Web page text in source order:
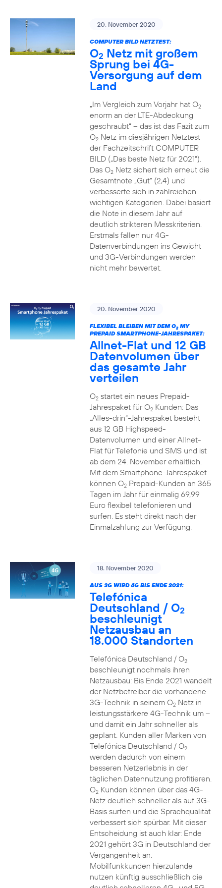
20. November 2020
COMPUTER BILD NETZTEST:
O2 Netz mit großem
Sprung bei 4G-
Versorgung auf dem
Land
„Im Vergleich zum Vorjahr hat O2
enorm an der LTE-Abdeckung
geschraubt“ – das ist das Fazit zum
O2Netz im diesjährigen Netztest
der Fachzeitschrift COMPUTER
BILD („Das beste Netz für 2021“).
Das O2Netz sichert sich erneut die
Gesamtnote „Gut“ (2,4) und
verbesserte sich in zahlreichen
wichtigen Kategorien. Dabei basiert
die Note in diesem Jahr auf
deutlich strikteren Messkriterien.
Erstmals fallen nur 4G-
Datenverbindungen ins Gewicht
und 3G-Verbindungen werden
nicht mehr bewertet.
20. November 2020
FLEXIBEL BLEIBEN MIT DEM O2MY
PREPAID SMARTPHONE-JAHRESPAKET:
Allnet-Flat und 12 GB
Datenvolumen über
das gesamte Jahr
verteilen
O2startet ein neues Prepaid-
Jahrespaket für O2Kunden: Das
„Alles-drin“-Jahrespaket besteht
aus 12 GB Highspeed-
Datenvolumen und einer Allnet-
Flat für Telefonie und SMS und ist
ab dem 24. November erhältlich.
Mit dem Smartphone-Jahrespaket
können O2Prepaid-Kunden an 365
Tagen im Jahr für einmalig 69,99
Euro flexibel telefonieren und
surfen. Es steht direkt nach der
Einmalzahlung zur Verfügung.
18. November 2020
AUS 3G WIRD 4G BIS ENDE 2021:
Telefónica
Deutschland / O2
beschleunigt
Netzausbau an
18.000 Standorten
Telefónica Deutschland / O2
beschleunigt nochmals ihren
Netzausbau: Bis Ende 2021 wandelt
der Netzbetreiber die vorhandene
3G-Technik in seinem O2Netz in
leistungsstärkere 4G-Technik um –
und damit ein Jahr schneller als
geplant. Kunden aller Marken von
Telefónica Deutschland / O2
werden dadurch von einem
besseren Netzerlebnis in der
täglichen Datennutzung profitieren.
O2Kunden können über das 4G-
Netz deutlich schneller als auf 3G-
Basis surfen und die Sprachqualität
verbessert sich spürbar. Mit dieser
Entscheidung ist auch klar: Ende
2021 gehört 3G in Deutschland der
Vergangenheit an.
Mobilfunkkunden hierzulande
nutzen künftig ausschließlich die